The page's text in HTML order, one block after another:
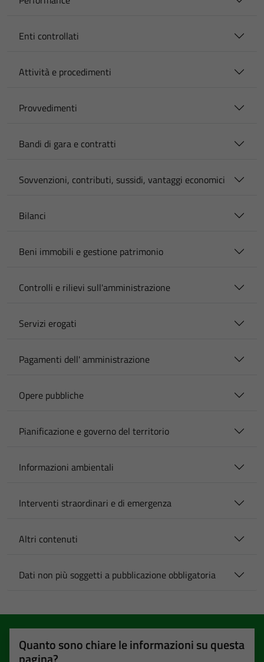
Enti controllati
Attività e procedimenti
Provvedimenti
Bandi di gara e contratti
Sovvenzioni, contributi, sussidi, vantaggi economici
Bilanci
Beni immobili e gestione patrimonio
Controlli e rilievi sull'amministrazione
Servizi erogati
Pagamenti dell' amministrazione
Opere pubbliche
Pianificazione e governo del territorio
Informazioni ambientali
Interventi straordinari e di emergenza
Altri contenuti
Dati non più soggetti a pubblicazione obbligatoria
Quanto sono chiare le informazioni su questa